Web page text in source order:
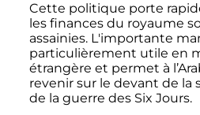
Cette politique porte
les finances du royaume
assainies. L'importante
particulièrement utile en
étrangère et permet à
revenir sur le devant de la
de la guerre des Six Jours.